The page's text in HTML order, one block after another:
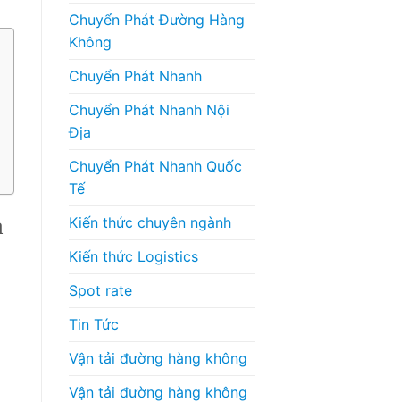
Chuyển Phát Đường Hàng
Không
Chuyển Phát Nhanh
Chuyển Phát Nhanh Nội
Địa
Chuyển Phát Nhanh Quốc
Tế
Kiến thức chuyên ngành
Kiến thức Logistics
Spot rate
Tin Tức
Vận tải đường hàng không
Vận tải đường hàng không